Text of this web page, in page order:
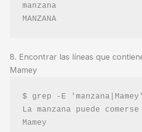
manzana
8. Encontrar las líneas que
Mamey
$ grep -E
La manzana puede